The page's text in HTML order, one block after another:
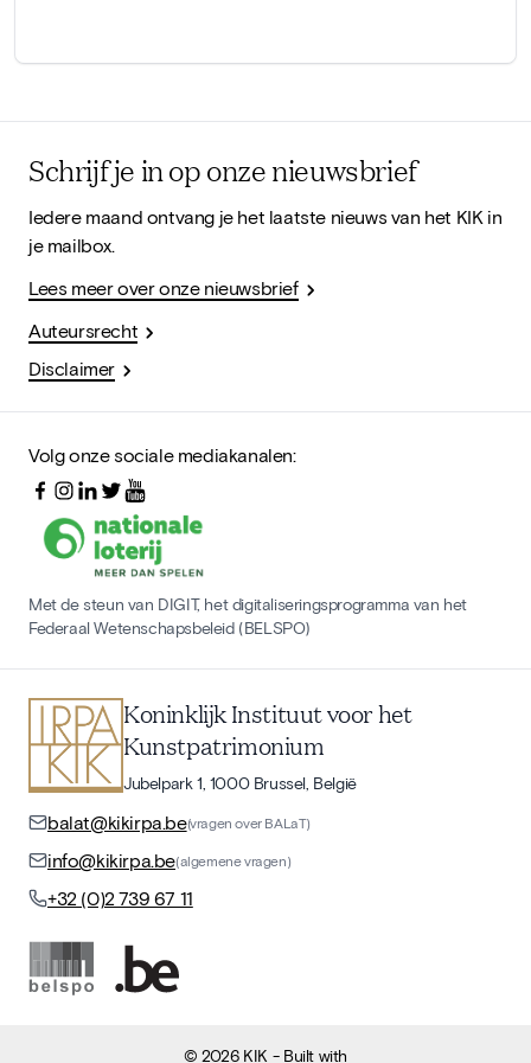
Schrijf je in op onze nieuwsbrief
Iedere maand ontvang je het laatste nieuws van het KIK in
je mailbox.
Lees meer over onze nieuwsbrief
Auteursrecht
Disclaimer
Volg onze sociale mediakanalen:
Met de steun van DIGIT, het digitaliseringsprogramma van het
Federaal Wetenschapsbeleid (BELSPO)
Koninklijk Instituut voor het
Kunstpatrimonium
Jubelpark 1, 1000 Brussel, België
balat@kikirpa.be(vragen over BALaT)
info@kikirpa.be(algemene vragen)
+32 (0)2 739 67 11
©2026 KIK - Built with